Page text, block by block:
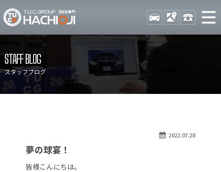
TUCグループ BMW専門 八
STOCK ACCESS 042-
ニュース
在庫リスト
目玉車両一覧
保証＆サービス
アクセスマップ
自動車保険
STAFF BLOG
スタッフブログ
2022.07.28
夢の球宴！
皆様こんにちは。